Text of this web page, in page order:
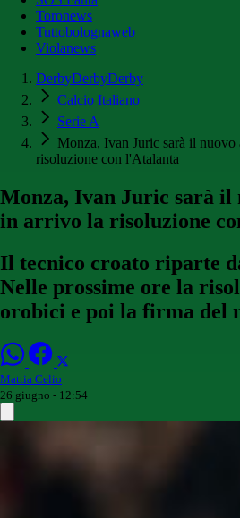
Toronews
Tuttobolognaweb
Violanews
DerbyDerbyDerby
Calcio Italiano
Serie A
Monza, Ivan Juric sarà il
risoluzione con l'Atalanta
Monza, Ivan Juric sarà il
in arrivo la risoluzione
Il tecnico croato riparte
Nelle prossime ore la
orobici e poi la firma del
Mattia Celio
26 giugno - 12:54